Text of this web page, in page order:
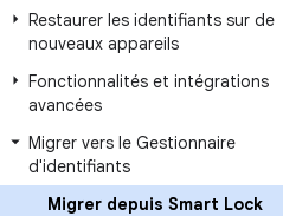
Restaurer les identifiants sur de
nouveaux appareils
Fonctionnalités et intégrations
avancées
Migrer vers le Gestionnaire
d'identifiants
Migrer depuis Smart Lock